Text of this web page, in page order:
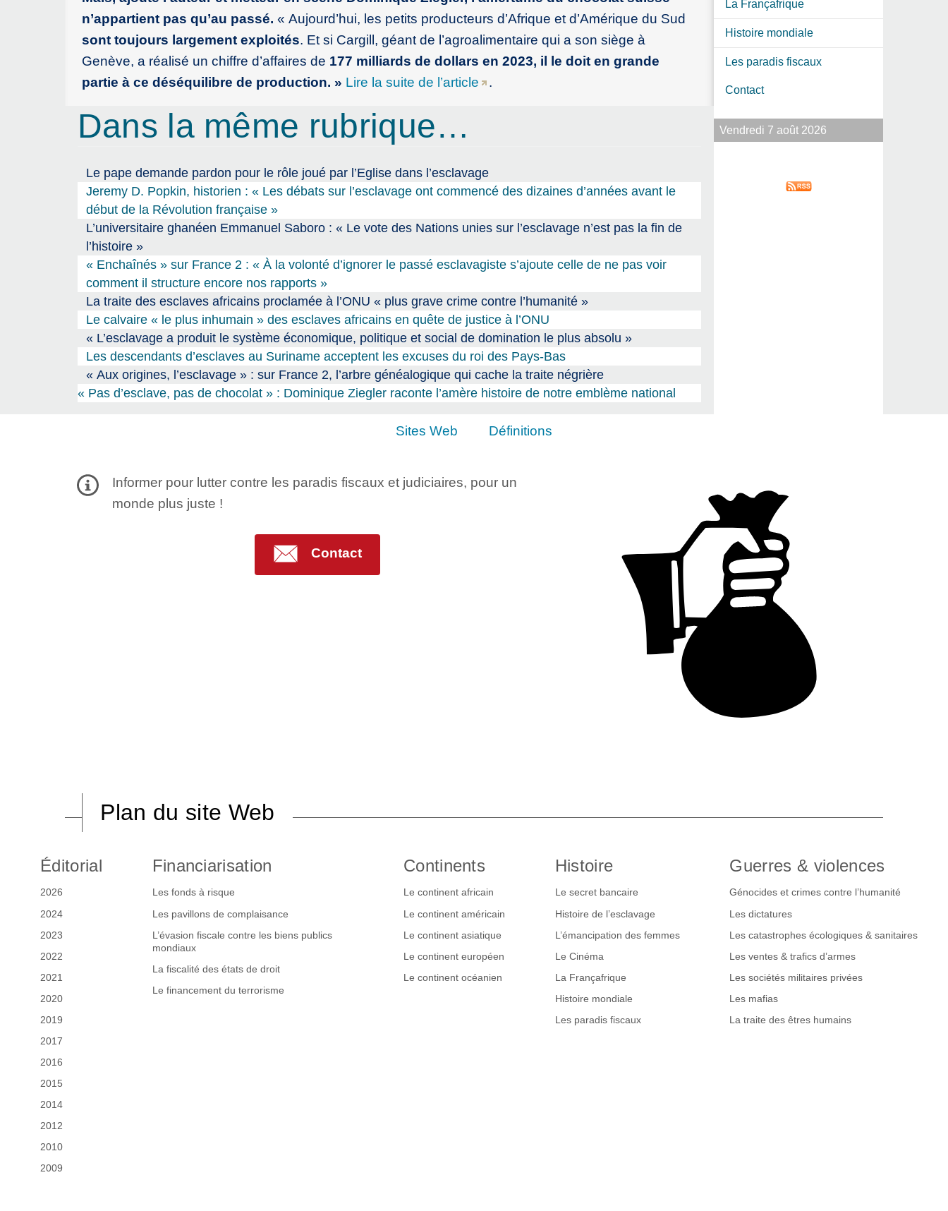
n’appartient pas qu’au passé. « Aujourd’hui, les petits producteurs d’Afrique et d’Amérique du Sud
sont toujours largement exploités. Et si Cargill, géant de l’agroalimentaire qui a son siège à
Genève, a réalisé un chiffre d’affaires de 177 milliards de dollars en 2023, il le doit en grande
partie à ce déséquilibre de production. » Lire la suite de l’article .
Dans la même rubrique…
Le pape demande pardon pour le rôle joué par l’Eglise dans l’esclavage
Jeremy D. Popkin, historien : « Les débats sur l’esclavage ont commencé des dizaines d’années avant le
début de la Révolution française »
L’universitaire ghanéen Emmanuel Saboro : « Le vote des Nations unies sur l’esclavage n’est pas la fin de
l’histoire »
« Enchaînés » sur France 2 : « À la volonté d’ignorer le passé esclavagiste s’ajoute celle de ne pas voir
comment il structure encore nos rapports »
La traite des esclaves africains proclamée à l’ONU « plus grave crime contre l’humanité »
Le calvaire « le plus inhumain » des esclaves africains en quête de justice à l’ONU
« L’esclavage a produit le système économique, politique et social de domination le plus absolu »
Les descendants d’esclaves au Suriname acceptent les excuses du roi des Pays-Bas
« Aux origines, l’esclavage » : sur France 2, l’arbre généalogique qui cache la traite négrière
« Pas d’esclave, pas de chocolat » : Dominique Ziegler raconte l’amère histoire de notre emblème national
La Françafrique
Histoire mondiale
Les paradis fiscaux
Contact
Vendredi 7 août 2026
Sites Web Définitions
Informer pour lutter contre les paradis fiscaux et judiciaires, pour un
monde plus juste !
Contact
Plan du site Web
Éditorial
2026
2024
2023
2022
2021
2020
2019
2017
2016
2015
2014
2012
2010
2009
Financiarisation
Les fonds à risque
Les pavillons de complaisance
L’évasion fiscale contre les biens publics
mondiaux
La fiscalité des états de droit
Le financement du terrorisme
Continents
Le continent africain
Le continent américain
Le continent asiatique
Le continent européen
Le continent océanien
Histoire
Le secret bancaire
Histoire de l’esclavage
L’émancipation des femmes
Le Cinéma
La Françafrique
Histoire mondiale
Les paradis fiscaux
Guerres & violences
Génocides et crimes contre l’humanité
Les dictatures
Les catastrophes écologiques & sanitaires
Les ventes & trafics d’armes
Les sociétés militaires privées
Les mafias
La traite des êtres humains